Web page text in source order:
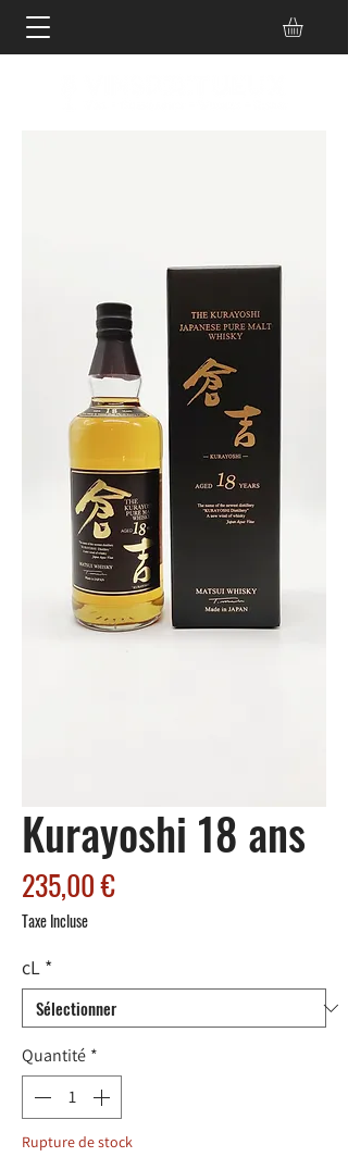
Kurayoshi 18 ans
235,00 €Prix
Taxe Incluse
cL *
Quantité *
Rupture de stock